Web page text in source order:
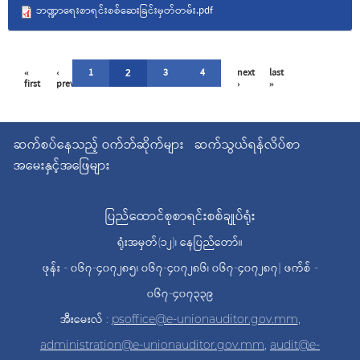
ဘဏ္ဍာရေးစာရင်းစစ်ဆေးခြင်းမှတ်တမ်း.pdf
Pages
«
first
‹
previous
1 2 3 4 next
›
last
»
ဆက်စပ်နေသည့် ဝက်ဘ်ဆိုက်များ ဆက်သွယ်ရန်လိပ်စာ
အမေးနှင့်အဖြေများ
ပြည်ထောင်စုစာရင်းစစ်ချုပ်ရုံး
ရုံးအမှတ်(၁၂)၊ နေပြည်တော်။
ဖုန်း - ၀၆၇-၄၀၇၂၈၅၊ ၀၆၇-၄၀၇၂၈၆၊ ၀၆၇-၄၀၇၂၈၇| ဖက်စ် -
၀၆၇-၄၀၇၃၃၉
အီးမေးလ် : psoffice@e-unionauditor.gov.mm,
administration@e-unionauditor.gov.mm, audit@e-